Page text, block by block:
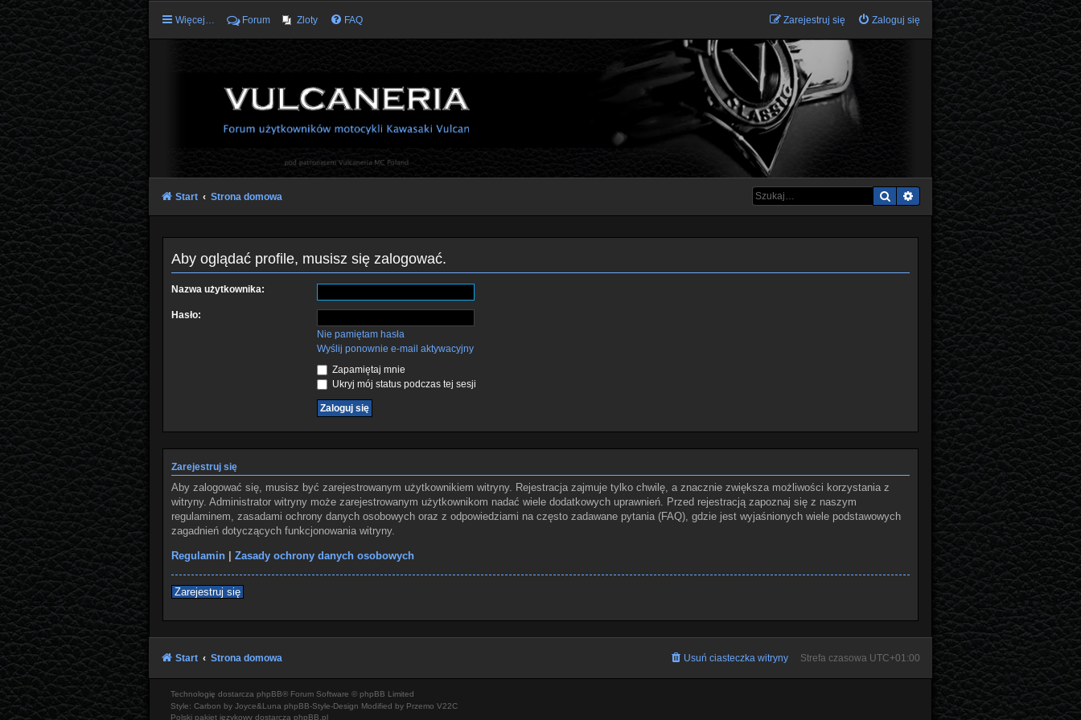
Więcej… Forum Zloty FAQ Zaloguj się
Zarejestruj się
Szukaj Wyszukiwanie zaawansowane
Start Strona domowa
Aby oglądać profile, musisz się zalogować.
Nazwa użytkownika:
Hasło:
Nie pamiętam hasła
Wyślij ponownie e-mail aktywacyjny
Zapamiętaj mnie
Ukryj mój status podczas tej sesji
Zarejestruj się
Aby zalogować się, musisz być zarejestrowanym użytkownikiem witryny. Rejestracja zajmuje tylko chwilę, a znacznie zwiększa możliwości korzystania z
witryny. Administrator witryny może zarejestrowanym użytkownikom nadać wiele dodatkowych uprawnień. Przed rejestracją zapoznaj się z naszym
regulaminem, zasadami ochrony danych osobowych oraz z odpowiedziami na często zadawane pytania (FAQ), gdzie jest wyjaśnionych wiele podstawowych
zagadnień dotyczących funkcjonowania witryny.
Regulamin| Zasady ochrony danych osobowych
Zarejestruj się
Start Strona domowa Strefa czasowa UTC+01:00
Usuń ciasteczka witryny
Technologię dostarcza phpBB® Forum Software © phpBB Limited
Style: Carbon by Joyce&Luna phpBB-Style-Design Modified by Przemo V22C
Polski pakiet językowy dostarcza phpBB.pl